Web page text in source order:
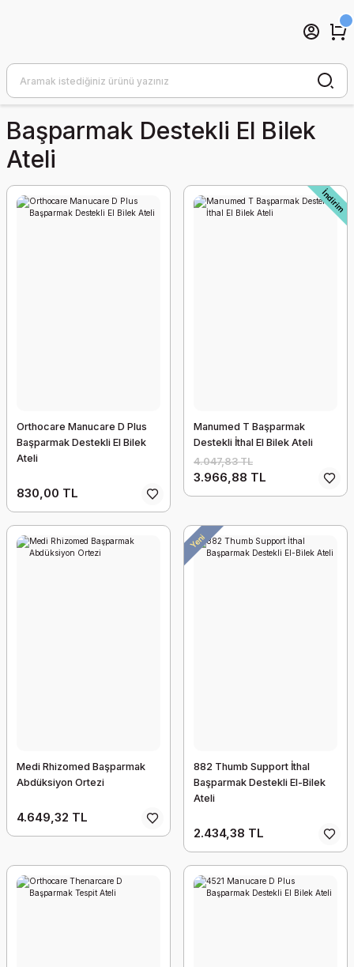
Başparmak Destekli El Bilek
Ateli
Orthocare Manucare D Plus
Başparmak Destekli El Bilek
Ateli
830,00 TL
İndirim
Manumed T Başparmak
Destekli İthal El Bilek Ateli
4.047,83 TL
3.966,88 TL
Medi Rhizomed Başparmak
Abdüksiyon Ortezi
4.649,32 TL
Yeni
882 Thumb Support İthal
Başparmak Destekli El-Bilek
Ateli
2.434,38 TL